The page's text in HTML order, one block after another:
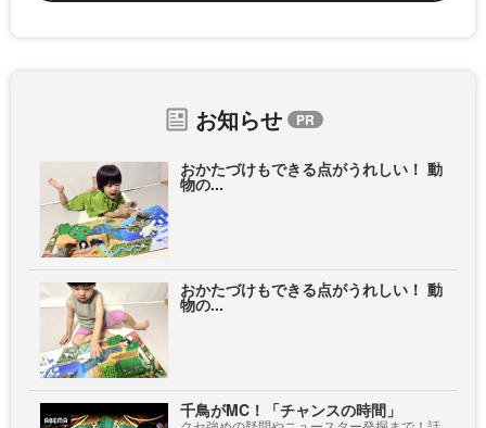
お知らせ
おかたづけもできる点がうれしい！ 動
物の...
おかたづけもできる点がうれしい！ 動
物の...
千鳥がMC！「チャンスの時間」